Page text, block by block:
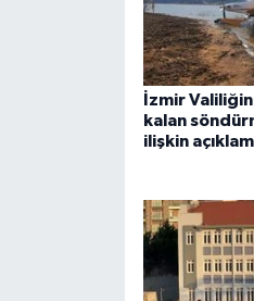
İzmir
kalan
ilişkin